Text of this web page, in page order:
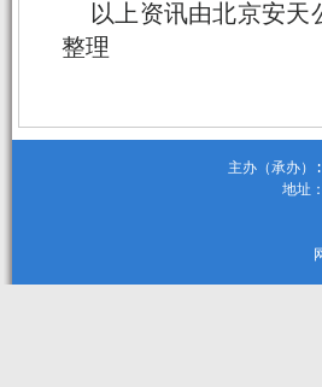
以上资讯由北京安天
整理
主办（承办
地址